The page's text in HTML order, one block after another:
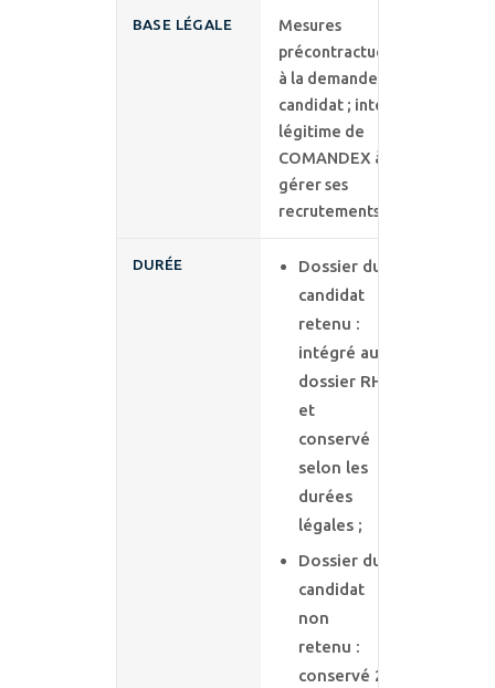
BASE LÉGALE
Mesures
précontractuelles
à la demande du
candidat ; intérêt
légitime de
COMANDEX à
gérer ses
recrutements.
DURÉE
Dossier du
candidat
retenu :
intégré au
dossier RH
et
conservé
selon les
durées
légales ;
Dossier du
candidat
non
retenu :
conservé 2